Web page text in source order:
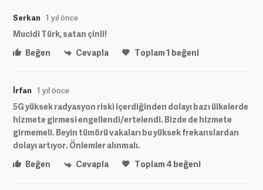
Serkan 1 yıl önce
Mucidi Türk, satan çinli!
Beğen
Cevapla Toplam1 beğeni
İrfan 1 yıl önce
5G yüksek radyasyon riski içerdiğinden dolayı bazı ülkelerde
hizmete girmesi engellendi/ertelendi. Bizde de hizmete
girmemeli. Beyin tümörü vakaları bu yüksek frekanslardan
dolayı artıyor. Önlemler alınmalı.
Beğen
Cevapla Toplam4 beğeni